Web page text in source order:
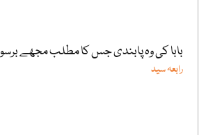
بابا کی وہ پابندی جس کا مطلب مجھے
رابعہ سید